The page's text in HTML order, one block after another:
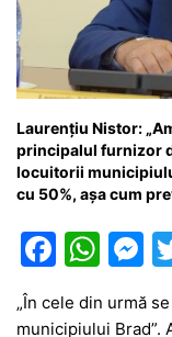
Laurențiu Nistor:
principalul furnizor
locuitorii
cu 50%, așa cum
F
c
W
at s
„În cele din urmă
municipiului Brad”.